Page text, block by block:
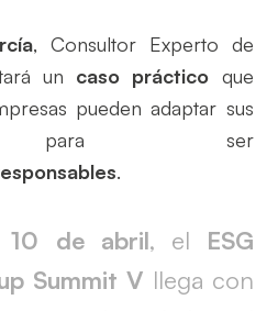
, Consultor Experto de
un caso práctico que
pueden adaptar sus
para ser
.
10 de abril, el ESG
Summit V llega con